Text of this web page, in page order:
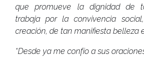
que promueve la dignidad de
trabaja por la convivencia
creación, de tan manifiesta belleza
“Desde ya me confío a sus